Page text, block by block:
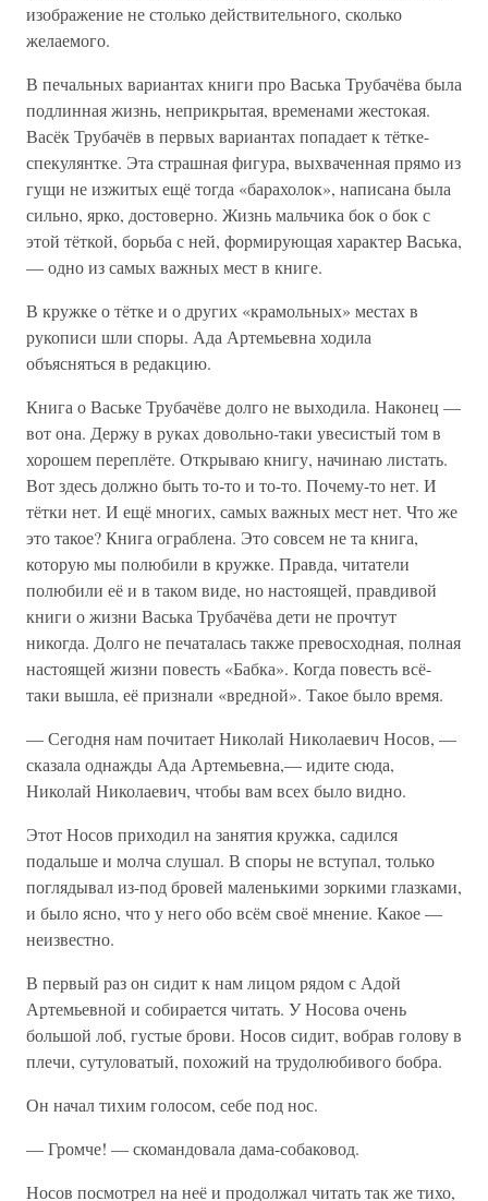
изображение не столько действительного, сколько
желаемого.
В печальных вариантах книги про Васька Трубачёва была
подлинная жизнь, неприкрытая, временами жестокая.
Васёк Трубачёв в первых вариантах попадает к тётке-
спекулянтке. Эта страшная фигура, выхваченная прямо из
гущи не изжитых ещё тогда «барахолок», написана была
сильно, ярко, достоверно. Жизнь мальчика бок о бок с
этой тёткой, борьба с ней, формирующая характер Васька,
— одно из самых важных мест в книге.
В кружке о тётке и о других «крамольных» местах в
рукописи шли споры. Ада Артемьевна ходила
объясняться в редакцию.
Книга о Ваське Трубачёве долго не выходила. Наконец —
вот она. Держу в руках довольно-таки увесистый том в
хорошем переплёте. Открываю книгу, начинаю листать.
Вот здесь должно быть то-то и то-то. Почему-то нет. И
тётки нет. И ещё многих, самых важных мест нет. Что же
это такое? Книга ограблена. Это совсем не та книга,
которую мы полюбили в кружке. Правда, читатели
полюбили её и в таком виде, но настоящей, правдивой
книги о жизни Васька Трубачёва дети не прочтут
никогда. Долго не печаталась также превосходная, полная
настоящей жизни повесть «Бабка». Когда повесть всё-
таки вышла, её признали «вредной». Такое было время.
— Сегодня нам почитает Николай Николаевич Носов, —
сказала однажды Ада Артемьевна,— идите сюда,
Николай Николаевич, чтобы вам всех было видно.
Этот Носов приходил на занятия кружка, садился
подальше и молча слушал. В споры не вступал, только
поглядывал из-под бровей маленькими зоркими глазками,
и было ясно, что у него обо всём своё мнение. Какое —
неизвестно.
В первый раз он сидит к нам лицом рядом с Адой
Артемьевной и собирается читать. У Носова очень
большой лоб, густые брови. Носов сидит, вобрав голову в
плечи, сутуловатый, похожий на трудолюбивого бобра.
Он начал тихим голосом, себе под нос.
— Громче! — скомандовала дама-собаковод.
Носов посмотрел на неё и продолжал читать так же тихо,